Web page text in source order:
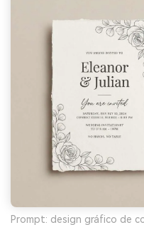
Prompt: design gráfico de